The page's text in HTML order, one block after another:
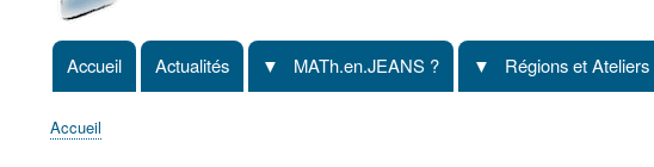
Navigation
principale
Accueil Actualités MATh.en.JEANS ? Régions et Ateliers
Accueil